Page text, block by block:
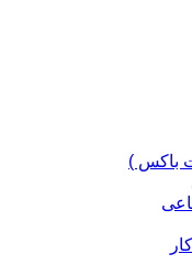
باکس )